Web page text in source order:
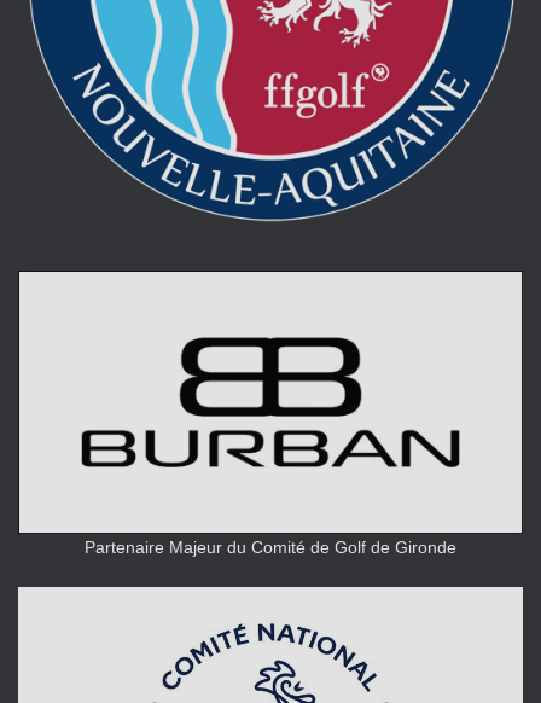
Partenaire Majeur du Comité de Golf de Gironde